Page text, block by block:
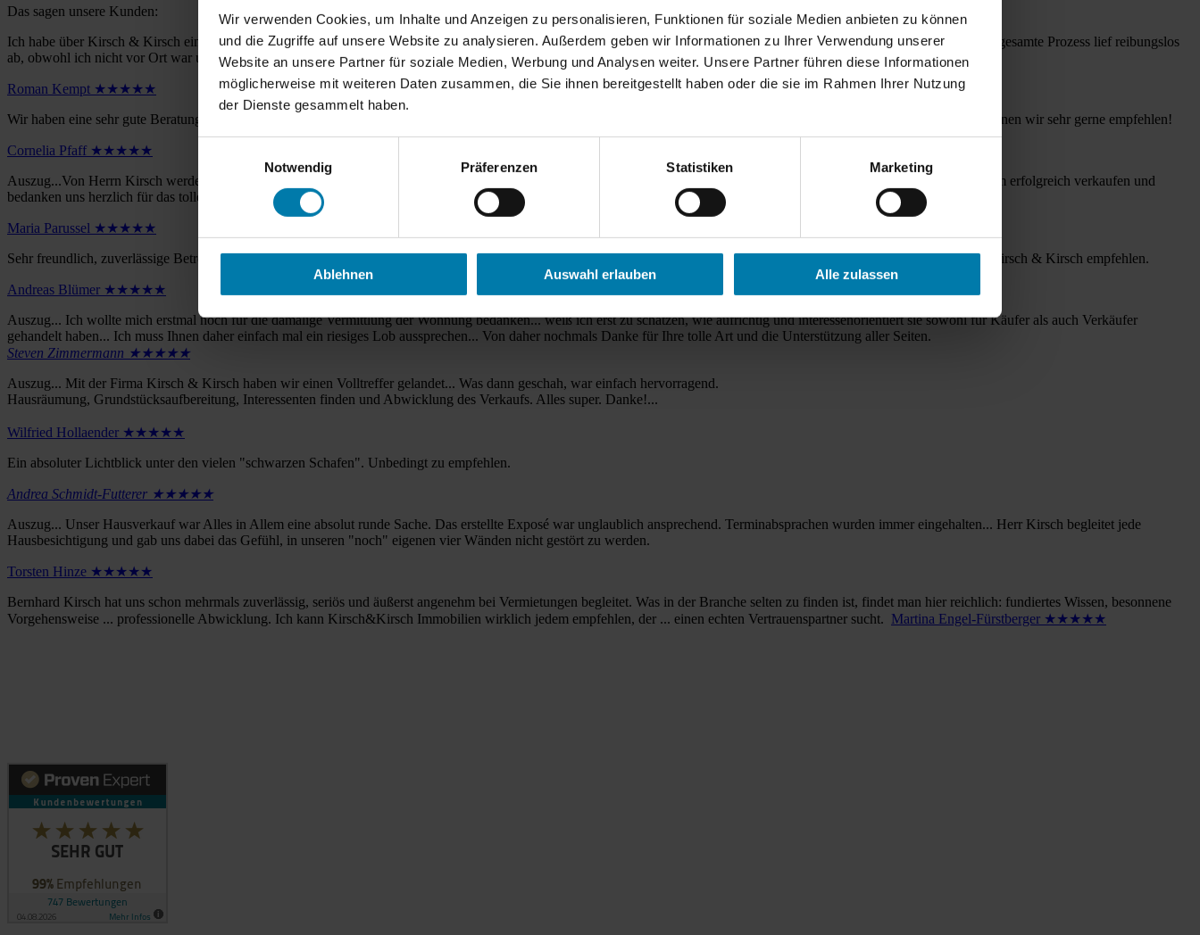
Wir verwenden Cookies, um Inhalte und Anzeigen zu personalisieren, Funktionen für soziale Medien anbieten zu können
und die Zugriffe auf unsere Website zu analysieren. Außerdem geben wir Informationen zu Ihrer Verwendung unserer
Website an unsere Partner für soziale Medien, Werbung und Analysen weiter. Unsere Partner führen diese Informationen
möglicherweise mit weiteren Daten zusammen, die Sie ihnen bereitgestellt haben oder die sie im Rahmen Ihrer Nutzung
der Dienste gesammelt haben.
Notwendig
Präferenzen Statistiken Marketing
Ablehnen Auswahl erlauben Alle zulassen
Das sagen unsere Kunden:
Ich habe über Kirsch & Kirsch eine Eigentumswohnung verkauft und könnte vom Service nicht begeisterter sein: Die Beratung war fachkompetent, freundlich und ehrlich. Der gesamte Prozess lief reibungslos
ab, obwohl ich nicht vor Ort war und dementsprechend alles aus der Entfernung veranlasst habe.
Roman Kempt ★★★★★
Wir haben eine sehr gute Beratung durch Herrn Kirsch erhalten, professionell, freundlich, klare Darstellung der Dinge, die bei einem Hausverkauf beachtet werden müssen. Können wir sehr gerne empfehlen!
Cornelia Pfaff ★★★★★
Auszug...Von Herrn Kirsch werden schon im Vorgespräch die richtigen Fragen gestellt... Wir konnten mit der Unterstützung von Kirsch und Kirsch unsere Immobilie vor kurzem erfolgreich verkaufen und
bedanken uns herzlich für das tolle Ergebnis!
Maria Parussel ★★★★★
Sehr freundlich, zuverlässige Betreuung, zügige Erledigung der Anliegen, meine Interessen bei Kaufabwicklung wurden vorzüglich vertreten. Ich bin sehr zufrieden und kann Kirsch & Kirsch empfehlen.
Andreas Blümer ★★★★★
Auszug... Ich wollte mich erstmal noch für die damalige Vermittlung der Wohnung bedanken... weiß ich erst zu schätzen, wie aufrichtig und interessenorientiert sie sowohl für Käufer als auch Verkäufer
gehandelt haben... Ich muss Ihnen daher einfach mal ein riesiges Lob aussprechen... Von daher nochmals Danke für Ihre tolle Art und die Unterstützung aller Seiten.
Steven Zimmermann ★★★★★
Auszug... Mit der Firma Kirsch & Kirsch haben wir einen Volltreffer gelandet... Was dann geschah, war einfach hervorragend.
Hausräumung, Grundstücksaufbereitung, Interessenten finden und Abwicklung des Verkaufs. Alles super. Danke!...
Wilfried Hollaender ★★★★★
Ein absoluter Lichtblick unter den vielen "schwarzen Schafen". Unbedingt zu empfehlen.
Andrea Schmidt-Futterer ★★★★★
Auszug... Unser Hausverkauf war Alles in Allem eine absolut runde Sache. Das erstellte Exposé war unglaublich ansprechend. Terminabsprachen wurden immer eingehalten... Herr Kirsch begleitet jede
Hausbesichtigung und gab uns dabei das Gefühl, in unseren "noch" eigenen vier Wänden nicht gestört zu werden.
Torsten Hinze ★★★★★
Bernhard Kirsch hat uns schon mehrmals zuverlässig, seriös und äußerst angenehm bei Vermietungen begleitet. Was in der Branche selten zu finden ist, findet man hier reichlich: fundiertes Wissen, besonnene
Vorgehensweise ... professionelle Abwicklung. Ich kann Kirsch&Kirsch Immobilien wirklich jedem empfehlen, der ... einen echten Vertrauenspartner sucht. Martina Engel-Fürstberger ★★★★★